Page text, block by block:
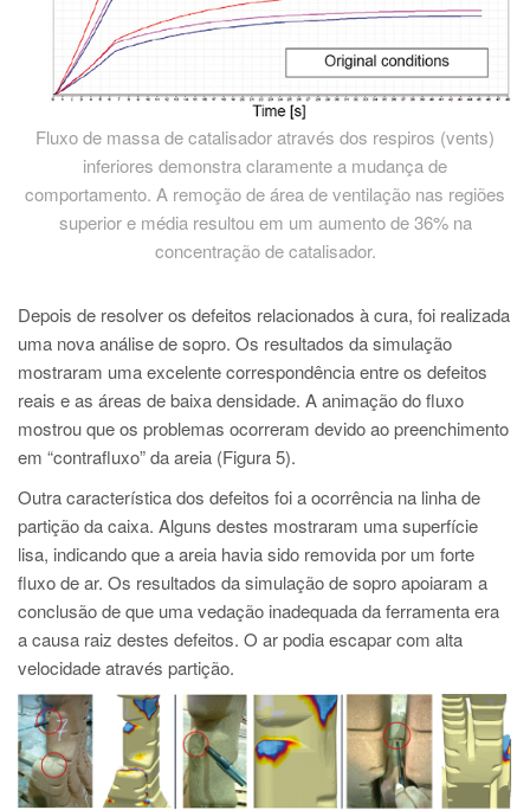
Fluxo de massa de catalisador através dos respiros (vents)
inferiores demonstra claramente a mudança de
comportamento. A remoção de área de ventilação nas regiões
superior e média resultou em um aumento de 36% na
concentração de catalisador.
Depois de resolver os defeitos relacionados à cura, foi realizada
uma nova análise de sopro. Os resultados da simulação
mostraram uma excelente correspondência entre os defeitos
reais e as áreas de baixa densidade. A animação do fluxo
mostrou que os problemas ocorreram devido ao preenchimento
em “contrafluxo” da areia (Figura 5).
Outra característica dos defeitos foi a ocorrência na linha de
partição da caixa. Alguns destes mostraram uma superfície
lisa, indicando que a areia havia sido removida por um forte
fluxo de ar. Os resultados da simulação de sopro apoiaram a
conclusão de que uma vedação inadequada da ferramenta era
a causa raiz destes defeitos. O ar podia escapar com alta
velocidade através partição.